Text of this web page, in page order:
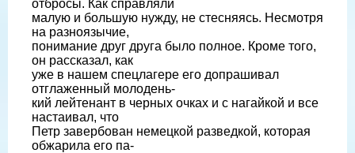
отбросы. Как справляли
малую и большую нужду, не стесняясь. Несмотря
на разноязычие,
понимание друг друга было полное. Кроме того,
он рассказал, как
уже в нашем спецлагере его допрашивал
отглаженный молодень-
кий лейтенант в черных очках и с нагайкой и все
настаивал, что
Петр завербован немецкой разведкой, которая
обжарила его па-